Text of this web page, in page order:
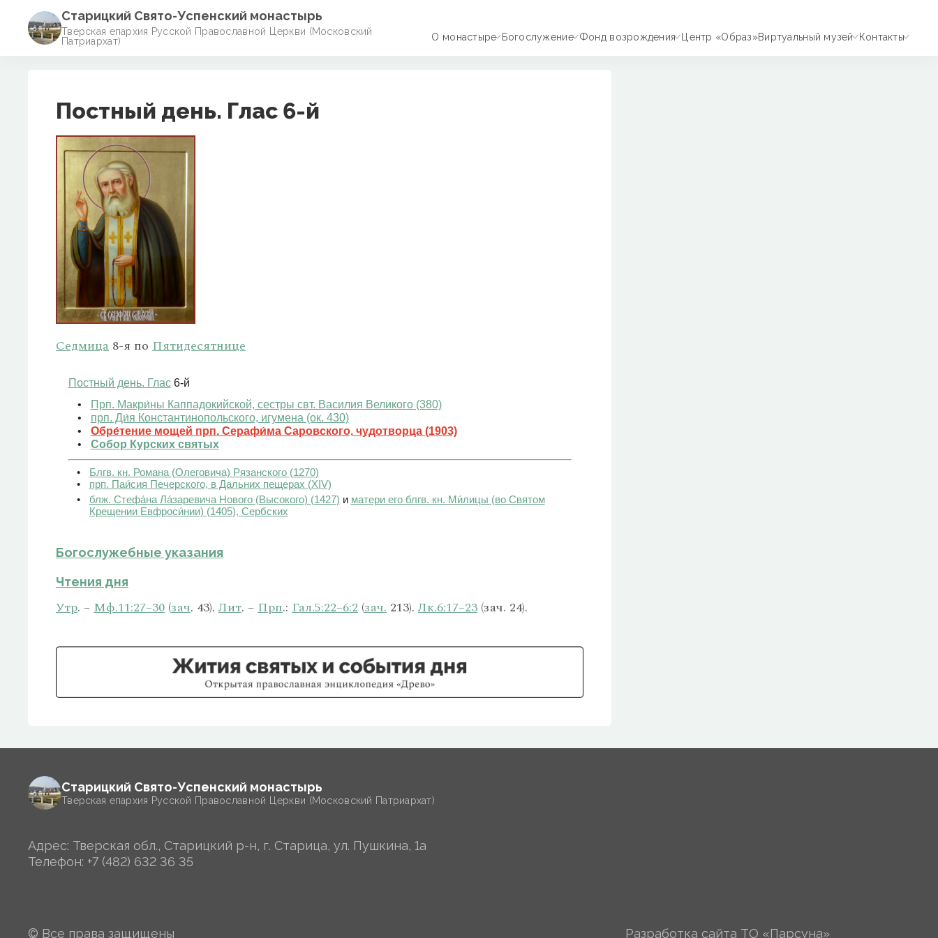
Старицкий Свято-Успенский монастырь
Тверская епархия Русской Православной Церкви (Московский
Патриархат)
О монастыре Богослужение Фонд возрождения Центр «Образ»Виртуальный музей Контакты
Постный день. Глас 6-й
Седмица 8-я по Пятидесятнице
Постный день. Глас6-й
Прп. Макри́ны Каппадокийской, сестры свт. Василия Великого (380)
прп. Ди́я Константинопольского, игумена (ок. 430)
Обре́тение мощей прп. Серафи́ма Саровского, чудотворца (1903)
Собор Курских святых
Блгв. кн. Романа (Олеговича) Рязанского (1270)
прп. Паи́сия Печерского, в Дальних пещерах (XIV)
блж. Стефа́на Ла́заревича Нового (Высокого) (1427) и матери его блгв. кн. Ми́лицы (во Святом
Крещении Евфроси́нии) (1405), Сербских
Богослужебные указания
Чтения дня
Утр. – Мф.11:27–30 (зач. 43). Лит. – Прп.: Гал.5:22–6:2 (зач. 213). Лк.6:17–23 (зач. 24).
Старицкий Свято-Успенский монастырь
Тверская епархия Русской Православной Церкви (Московский Патриархат)
Адрес: Тверская обл., Старицкий р-н, г. Старица, ул. Пушкина, 1a
Телефон: +7 (482) 632 36 35
Разработка сайта ТО «Парсуна»
© Все права защищены